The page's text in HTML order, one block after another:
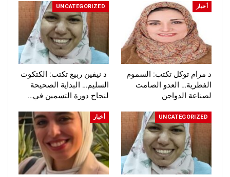
أخبار
د مرام توكل تكتب: السموم
الفطرية… العدو الصامت
لصناعة الدواجن
UNCATEGORIZED
د نيفين ربيع تكتب: الكتكوت
السليم… البداية الصحيحة
لنجاح دورة التسمين في…
UNCATEGORIZED أخبار